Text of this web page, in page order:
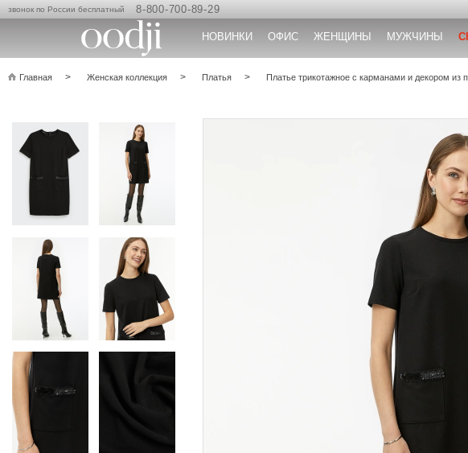
звонок по России бесплатный 8-800-700-89-29
НОВИНКИ ОФИС ЖЕНЩИНЫ МУЖЧИНЫ
Главная Женская коллекция Платья Платье трикотажное с карманами и декором из